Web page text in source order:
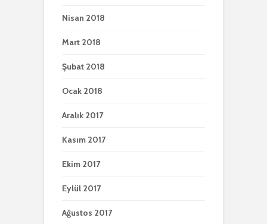
Nisan 2018
Mart 2018
Şubat 2018
Ocak 2018
Aralık 2017
Kasım 2017
Ekim 2017
Eylül 2017
Ağustos 2017